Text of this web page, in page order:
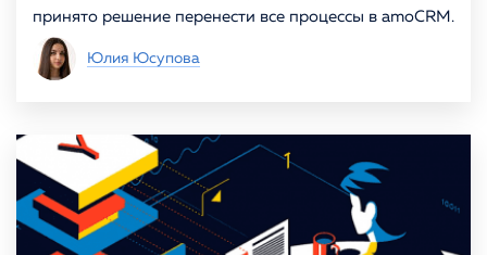
принято решение перенести все процессы в amoCRM.
Юлия Юсупова